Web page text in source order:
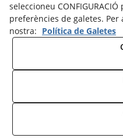
Política
seleccioneu
preferències de galetes.
nostra: Política de Galetes